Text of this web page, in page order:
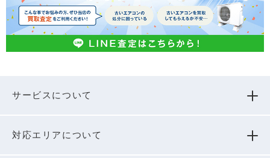
サービスについて
対応エリアについて